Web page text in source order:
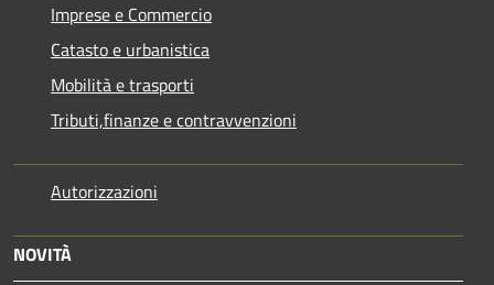
Imprese e Commercio
Catasto e urbanistica
Mobilità e trasporti
Tributi,finanze e contravvenzioni
Autorizzazioni
NOVITÀ